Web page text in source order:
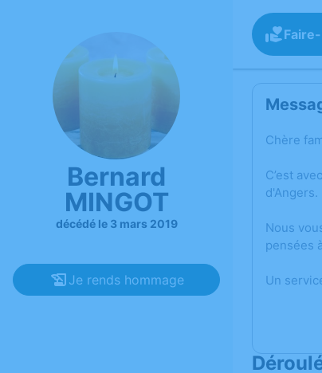
Bernard
MINGOT
décédé le 3 mars 2019
Je rends hommage
Chère
C’est
d'Angers.
Nous
pensées
Un